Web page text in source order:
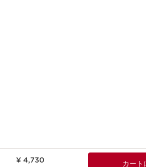
¥ 4,730 カート